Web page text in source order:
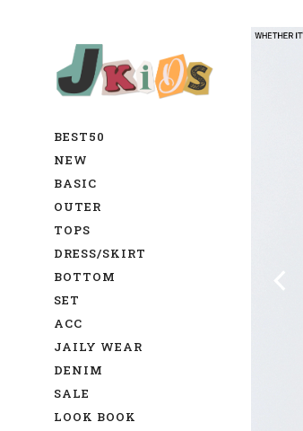
BEST50
NEW
BASIC
OUTER
TOPS
DRESS/SKIRT
BOTTOM
SET
ACC
JAILY WEAR
DENIM
SALE
LOOK BOOK